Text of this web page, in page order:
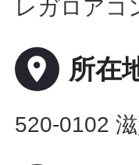
レガロアコ
place 所在
520-0102